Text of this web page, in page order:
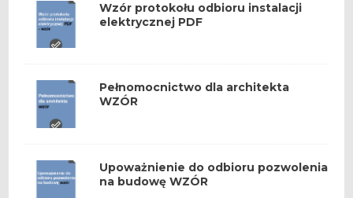
Wzór protokołu odbioru instalacji
elektrycznej PDF
Pełnomocnictwo dla architekta
WZÓR
Upoważnienie do odbioru pozwolenia
na budowę WZÓR